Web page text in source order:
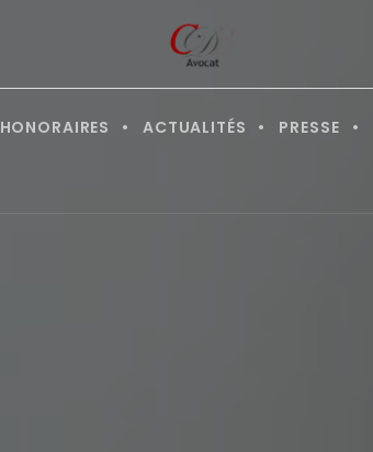
HONORAIRES ACTUALITÉS PRESSE